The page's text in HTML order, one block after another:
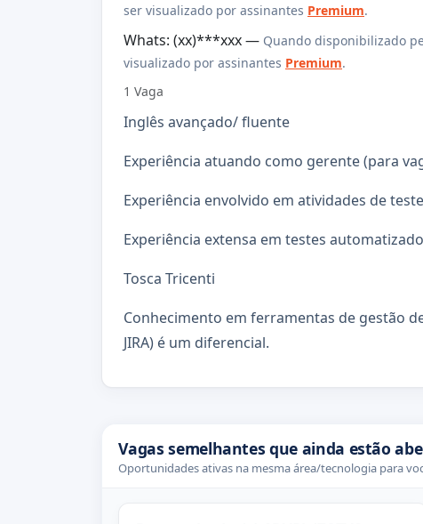
ser visualizado por assinantes Premium.
Whats: (xx)***xxx — Quando disponibilizado
visualizado por assinantes Premium.
1 Vaga
Inglês avançado/ fluente
Experiência atuando como gerente (para
Experiência envolvido em atividades de
Experiência extensa em testes
Tosca Tricenti
Conhecimento em ferramentas de gestão
JIRA) é um diferencial.
Vagas semelhantes que ainda estão
Oportunidades ativas na mesma área/tecnologia para